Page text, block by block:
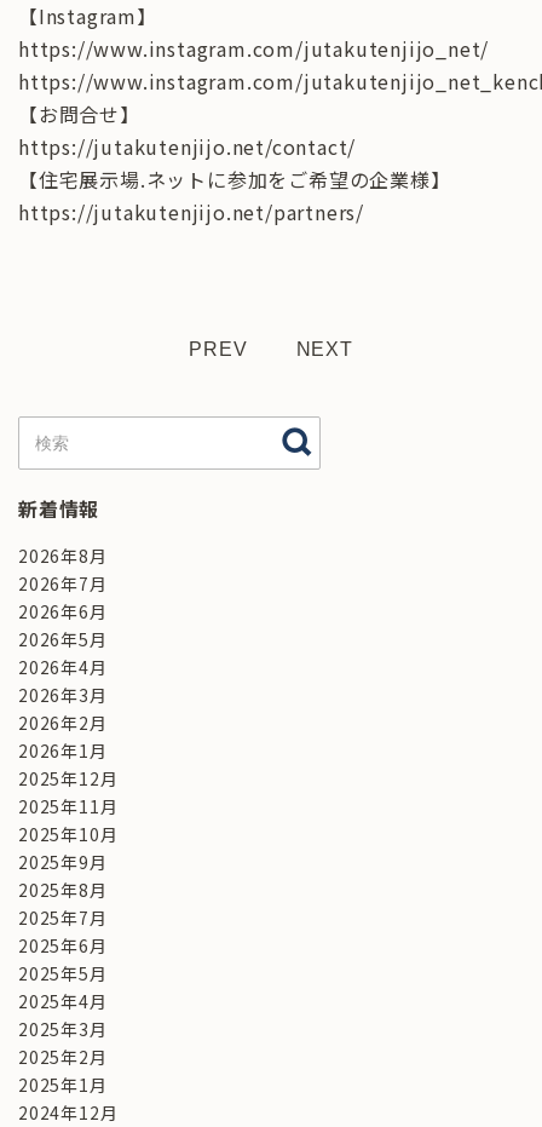
【Instagram】
https://www.instagram.com/jutakutenjijo_net/
https://www.instagram.com/
【お問合せ】
https://jutakutenjijo.net/contact/
【住宅展示場.ネットに参加をご希望の企業様】
https://jutakutenjijo.net/partners/
PREV NEXT
新着情報
2026年8月
2026年7月
2026年6月
2026年5月
2026年4月
2026年3月
2026年2月
2026年1月
2025年12月
2025年11月
2025年10月
2025年9月
2025年8月
2025年7月
2025年6月
2025年5月
2025年4月
2025年3月
2025年2月
2025年1月
2024年12月